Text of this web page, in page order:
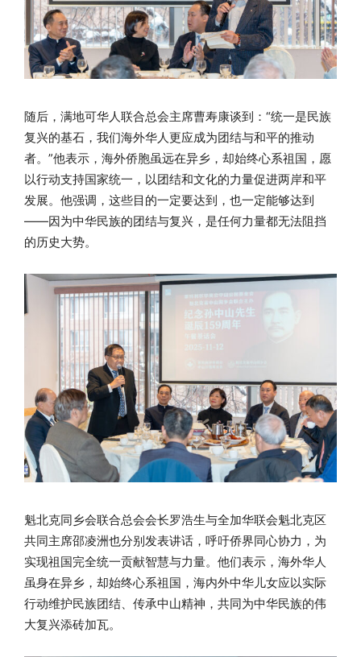
随后，满地可华人联合总会主席曹寿康谈到：“统一是民族
复兴的基石，我们海外华人更应成为团结与和平的推动
者。”他表示，海外侨胞虽远在异乡，却始终心系祖国，愿
以行动支持国家统一，以团结和文化的力量促进两岸和平
发展。他强调，这些目的一定要达到，也一定能够达到
——因为中华民族的团结与复兴，是任何力量都无法阻挡
的历史大势。
魁北克同乡会联合总会会长罗浩生与全加华联会魁北克区
共同主席邵凌洲也分别发表讲话，呼吁侨界同心协力，为
实现祖国完全统一贡献智慧与力量。他们表示，海外华人
虽身在异乡，却始终心系祖国，海内外中华儿女应以实际
行动维护民族团结、传承中山精神，共同为中华民族的伟
大复兴添砖加瓦。